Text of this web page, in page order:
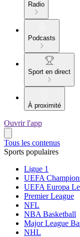
Radio
Podcasts
Sport en direct
À proximité
Ouvrir l'app
Tous les contenus
Sports populaires
Ligue 1
UEFA
UEFA Europa
Premier League
NFL
NBA Basketball
Major League
NHL